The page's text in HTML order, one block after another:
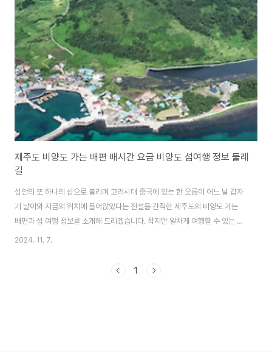
제주도 비양도 가는 배편 배시간 요금 비양도 섬여행 정보 둘레
길
섬안의 또 하나의 섬으로 불리며 고려시대 중국에 있는 한 오름이 어느 날 갑자
기 날아와 지금의 위치에 들어앉았다는 전설을 간직한 제주도의 비양도 가는
배편과 섬 여행 정보를 소개해 드리겠습니다. 작지만 알차게 여행할 수 있는 천
혜의 청정 해양마을 제주 비양도로 섬여행 떠나 보세요. 돌담과 어우러져 아
한 가파도 가는 배편과 섬여행 정보도 함께 알아보세요. 가파도 배편 & 여행
2024. 11. 7.
1